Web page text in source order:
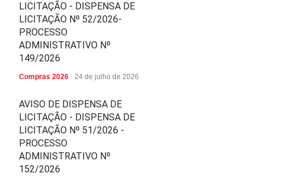
LICITAÇÃO - DISPENSA DE
LICITAÇÃO Nº 52/2026-
PROCESSO
ADMINISTRATIVO Nº
149/2026
Compras 2026 24 de julho de 2026
AVISO DE DISPENSA DE
LICITAÇÃO - DISPENSA DE
LICITAÇÃO Nº 51/2026 -
PROCESSO
ADMINISTRATIVO Nº
152/2026